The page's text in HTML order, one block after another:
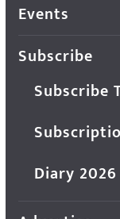
Events
Subscribe
Subscribe
Diary 2026